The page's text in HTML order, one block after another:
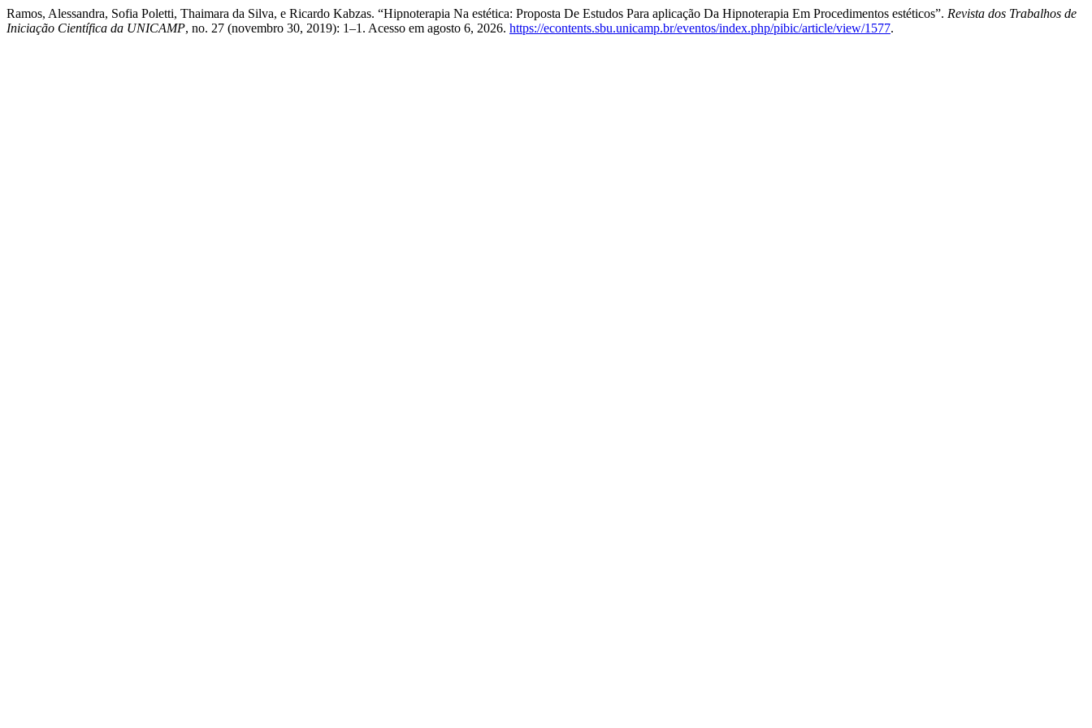
Ramos, Alessandra, Sofia Poletti, Thaimara da Silva, e Ricardo Kabzas. “Hipnoterapia Na estética: Proposta De Estudos Para aplicação Da Hipnoterapia Em Procedimentos estéticos”. Revista dos Trabalhos de
Iniciação Científica da UNICAMP, no. 27 (novembro 30, 2019): 1–1. Acesso em agosto 6, 2026. https://econtents.sbu.unicamp.br/eventos/index.php/pibic/article/view/1577.